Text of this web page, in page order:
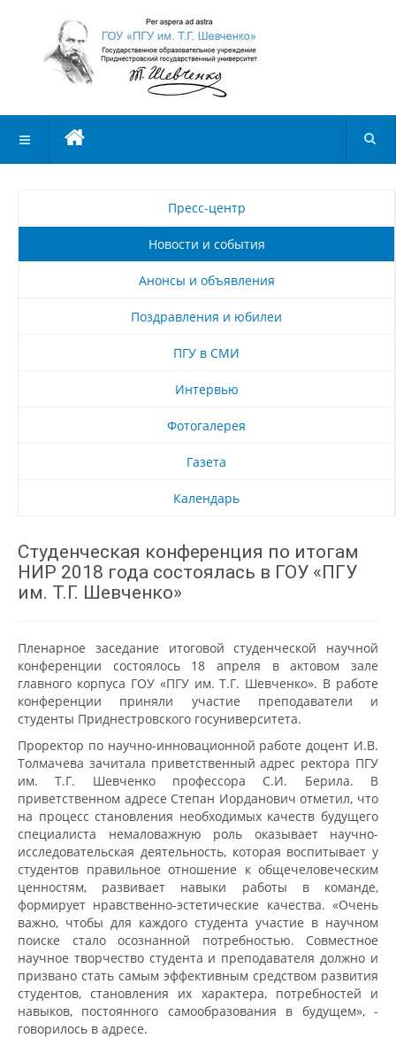
Пресс-центр
Новости и события
Анонсы и объявления
Поздравления и юбилеи
ПГУ в СМИ
Интервью
Фотогалерея
Газета
Календарь
Студенческая конференция по итогам
НИР 2018 года состоялась в ГОУ «ПГУ
им. Т.Г. Шевченко»
Пленарное заседание итоговой студенческой научной
конференции состоялось 18 апреля в актовом зале
главного корпуса ГОУ «ПГУ им. Т.Г. Шевченко». В работе
конференции приняли участие преподаватели и
студенты Приднестровского госуниверситета.
Проректор по научно-инновационной работе доцент И.В.
Толмачева зачитала приветственный адрес ректора ПГУ
им. Т.Г. Шевченко профессора С.И. Берила. В
приветственном адресе Степан Иорданович отметил, что
на процесс становления необходимых качеств будущего
специалиста немаловажную роль оказывает научно-
исследовательская деятельность, которая воспитывает у
студентов правильное отношение к общечеловеческим
ценностям, развивает навыки работы в команде,
формирует нравственно-эстетические качества. «Очень
важно, чтобы для каждого студента участие в научном
поиске стало осознанной потребностью. Совместное
научное творчество студента и преподавателя должно и
призвано стать самым эффективным средством развития
студентов, становления их характера, потребностей и
навыков, постоянного самообразования в будущем», -
говорилось в адресе.